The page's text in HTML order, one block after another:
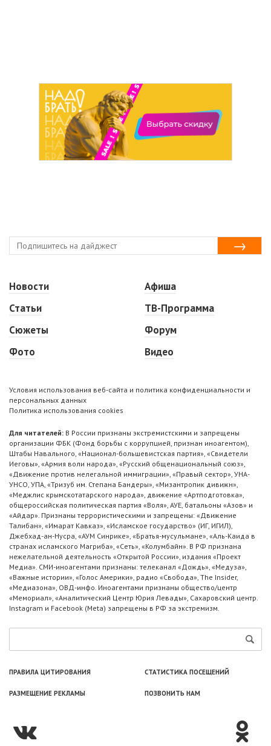
Новости
Статьи
Сюжеты
Фото
Афиша
ТВ-Программа
Форум
Видео
Условия использования веб-сайта и политика конфиденциальности и
персональных данных
Политика использования cookies
Для читателей: В России признаны экстремистскими и запрещены
организации ФБК (Фонд борьбы с коррупцией, признан иноагентом),
Штабы Навального, «Национал-большевистская партия», «Свидетели
Иеговы», «Армия воли народа», «Русский общенациональный союз»,
«Движение против нелегальной иммиграции», «Правый сектор», УНА-
УНСО, УПА, «Тризуб им. Степана Бандеры», «Мизантропик дивижн»,
«Меджлис крымскотатарского народа», движение «Артподготовка»,
общероссийская политическая партия «Воля», АУЕ, батальоны «Азов» и
«Айдар». Признаны террористическими и запрещены: «Движение
Талибан», «Имарат Кавказ», «Исламское государство» (ИГ, ИГИЛ),
Джебхад-ан-Нусра, «АУМ Синрике», «Братья-мусульмане», «Аль-Каида в
странах исламского Магриба», «Сеть», «Колумбайн». В РФ признана
нежелательной деятельность «Открытой России», издания «Проект
Медиа». СМИ-иноагентами признаны: телеканал «Дождь», «Медуза»,
«Важные истории», «Голос Америки», радио «Свобода», The Insider,
«Медиазона», ОВД-инфо. Иноагентами признаны общество/центр
«Мемориал», «Аналитический Центр Юрия Левады», Сахаровский центр.
Instagram и Facebook (Metа) запрещены в РФ за экстремизм.
ПРАВИЛА ЦИТИРОВАНИЯ СТАТИСТИКА ПОСЕЩЕНИЙ
РАЗМЕЩЕНИЕ РЕКЛАМЫ ПОЗВОНИТЬ НАМ